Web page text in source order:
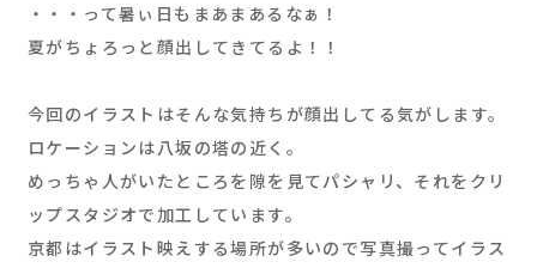
・・・って暑ぃ日もまあまあるなぁ！
夏がちょろっと顔出してきてるよ！！
今回のイラストはそんな気持ちが顔出してる気がします。
ロケーションは八坂の塔の近く。
めっちゃ人がいたところを隙を見てパシャリ、それをクリ
ップスタジオで加工しています。
京都はイラスト映えする場所が多いので写真撮ってイラス